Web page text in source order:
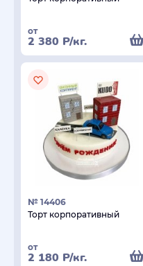
от
2 380 Р/кг.
№ 14406
Торт корпоративный
от
2 180 Р/кг.